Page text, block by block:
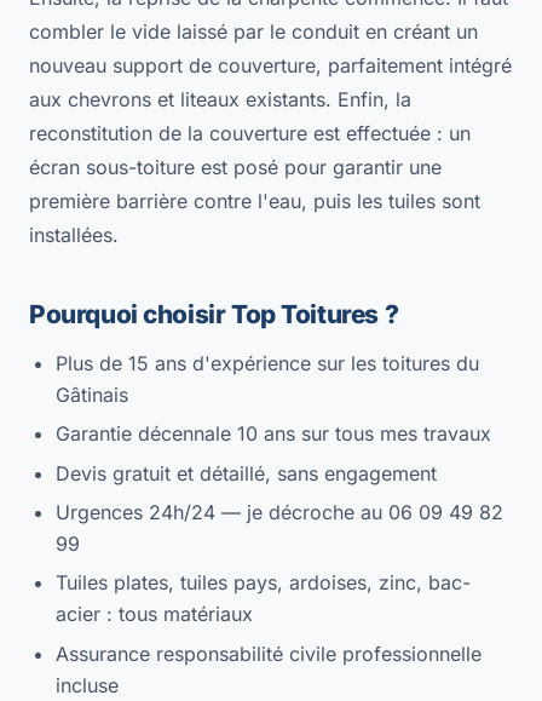
combler le vide laissé par le conduit en créant un
nouveau support de couverture, parfaitement intégré
aux chevrons et liteaux existants. Enfin, la
reconstitution de la couverture est effectuée : un
écran sous-toiture est posé pour garantir une
première barrière contre l'eau, puis les tuiles sont
installées.
Pourquoi choisir Top Toitures ?
Plus de 15 ans d'expérience sur les toitures du
Gâtinais
Garantie décennale 10 ans sur tous mes travaux
Devis gratuit et détaillé, sans engagement
Urgences 24h/24 — je décroche au 06 09 49 82
99
Tuiles plates, tuiles pays, ardoises, zinc, bac-
acier : tous matériaux
Assurance responsabilité civile professionnelle
incluse